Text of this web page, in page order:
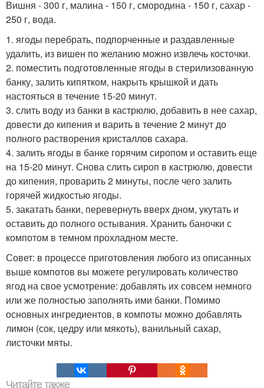
Вишня - 300 г, малина - 150 г, смородина - 150 г, сахар -
250 г, вода.
1. ягоды перебрать, подпорченные и раздавленные
удалить, из вишен по желанию можно извлечь косточки.
2. поместить подготовленные ягоды в стерилизованную
банку, залить кипятком, накрыть крышкой и дать
настояться в течение 15-20 минут.
3. слить воду из банки в кастрюлю, добавить в нее сахар,
довести до кипения и варить в течение 2 минут до
полного растворения кристаллов сахара.
4. залить ягоды в банке горячим сиропом и оставить еще
на 15-20 минут. Снова слить сироп в кастрюлю, довести
до кипения, проварить 2 минуты, после чего залить
горячей жидкостью ягоды.
5. закатать банки, перевернуть вверх дном, укутать и
оставить до полного остывания. Хранить баночки с
компотом в темном прохладном месте.
Совет: в процессе приготовления любого из описанных
выше компотов вы можете регулировать количество
ягод на свое усмотрение: добавлять их совсем немного
или же полностью заполнять ими банки. Помимо
основных ингредиентов, в компоты можно добавлять
лимон (сок, цедру или мякоть), ванильный сахар,
листочки мяты.
Читайте также